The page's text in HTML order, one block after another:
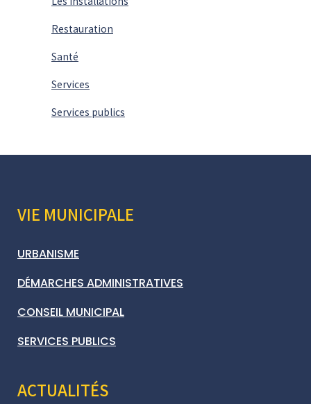
Restauration
Santé
Services
Services publics
VIE MUNICIPALE
URBANISME
DÉMARCHES ADMINISTRATIVES
CONSEIL MUNICIPAL
SERVICES PUBLICS
ACTUALITÉS